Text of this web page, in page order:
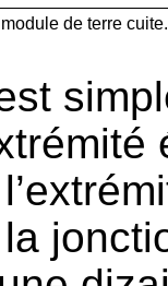
de terre
la